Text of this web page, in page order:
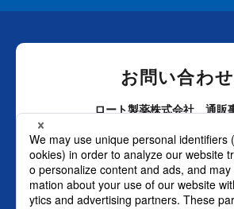
お問い合わせ
ロート製薬株式会社 通販
0120-880-
月～土：9時～21時 日祝：9時～
（年末年始を除く）
おかけ間違いのないようご注意くだ